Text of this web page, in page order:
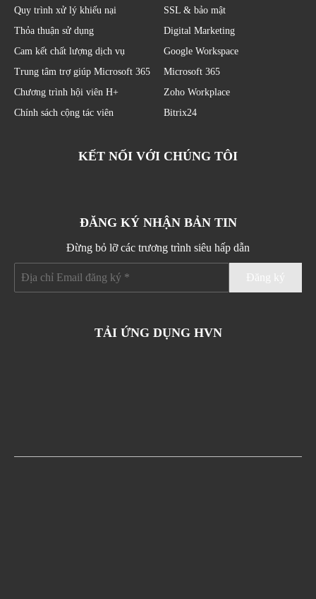
Quy trình xử lý khiếu nại
Thỏa thuận sử dụng
Cam kết chất lượng dịch vụ
Trung tâm trợ giúp Microsoft 365
Chương trình hội viên H+
Chính sách cộng tác viên
SSL & bảo mật
Digital Marketing
Google Workspace
Microsoft 365
Zoho Workplace
Bitrix24
KẾT NỐI VỚI CHÚNG TÔI
ĐĂNG KÝ NHẬN BẢN TIN
Đừng bỏ lỡ các trương trình siêu hấp dẫn
TẢI ỨNG DỤNG HVN